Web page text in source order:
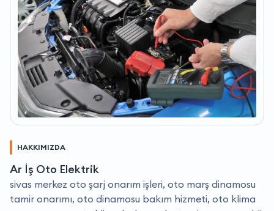
HAKKIMIZDA
Ar İş Oto Elektrik
sivas merkez oto şarj onarım işleri, oto marş dinamosu
tamir onarımı, oto dinamosu bakım hizmeti, oto klima